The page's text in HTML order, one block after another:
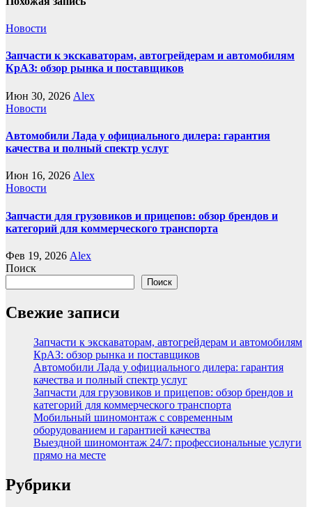
Новости
Запчасти к экскаваторам, автогрейдерам и автомобилям
КрАЗ: обзор рынка и поставщиков
Июн 30, 2026 Alex
Новости
Автомобили Лада у официального дилера: гарантия
качества и полный спектр услуг
Июн 16, 2026 Alex
Новости
Запчасти для грузовиков и прицепов: обзор брендов и
категорий для коммерческого транспорта
Фев 19, 2026 Alex
Поиск
Поиск
Свежие записи
Запчасти к экскаваторам, автогрейдерам и автомобилям
КрАЗ: обзор рынка и поставщиков
Автомобили Лада у официального дилера: гарантия
качества и полный спектр услуг
Запчасти для грузовиков и прицепов: обзор брендов и
категорий для коммерческого транспорта
Мобильный шиномонтаж с современным
оборудованием и гарантией качества
Выездной шиномонтаж 24/7: профессиональные услуги
прямо на месте
Рубрики